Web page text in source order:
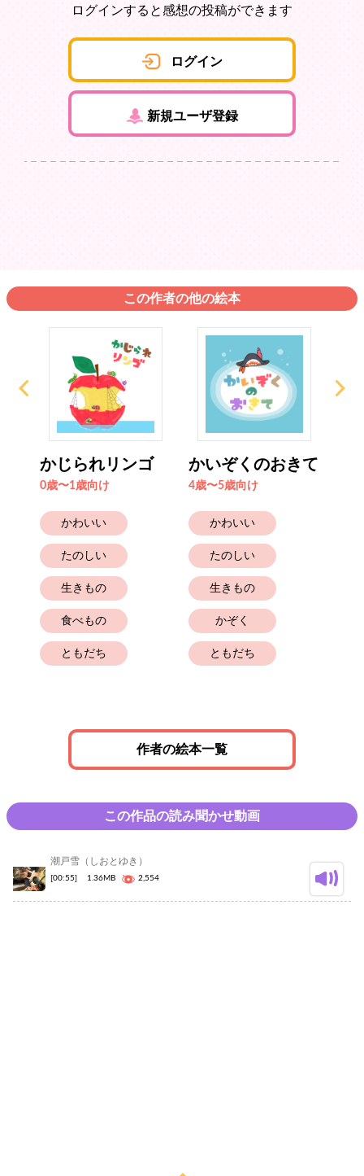
ログインすると感想の投稿ができます
ログイン
新規ユーザ登録
この作者の他の絵本
かじられリンゴ
0歳〜1歳向け
かわいい
たのしい
生きもの
食べもの
ともだち
かいぞくのおきて
4歳〜5歳向け
かわいい
たのしい
生きもの
かぞく
ともだち
作者の絵本一覧
この作品の読み聞かせ動画
潮戸雪（しおとゆき）
[00:55] 1.36MB 2,554